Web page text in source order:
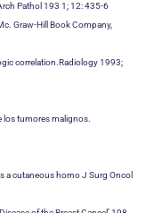
Pathol 193 1; 12: 435-6
Graw-Hill Book Company,
correlation.Radiology 1993;
los tumores malignos.
a cutaneous horno J Surg Oncol